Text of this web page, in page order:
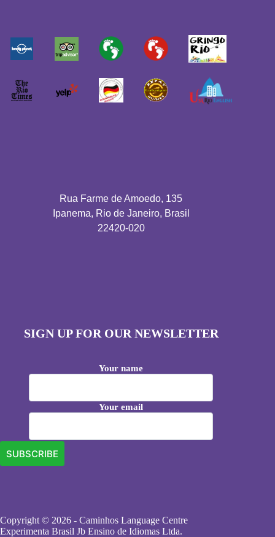
Rua Farme de Amoedo, 135
Ipanema, Rio de Janeiro, Brasil
22420-020
SIGN UP FOR OUR NEWSLETTER
Your name
Your email
Copyright © 2026 - Caminhos Language Centre
Experimenta Brasil Jb Ensino de Idiomas Ltda.